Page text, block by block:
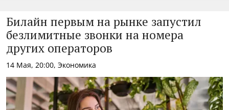
Билайн первым на рынке запустил
безлимитные звонки на номера
других операторов
14 Мая, 20:00, Экономика